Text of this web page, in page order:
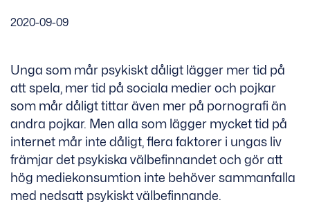
2020-09-09
Unga som mår psykiskt dåligt lägger mer tid på
att spela, mer tid på sociala medier och pojkar
som mår dåligt tittar även mer på pornografi än
andra pojkar. Men alla som lägger mycket tid på
internet mår inte dåligt, flera faktorer i ungas liv
främjar det psykiska välbefinnandet och gör att
hög mediekonsumtion inte behöver sammanfalla
med nedsatt psykiskt välbefinnande.